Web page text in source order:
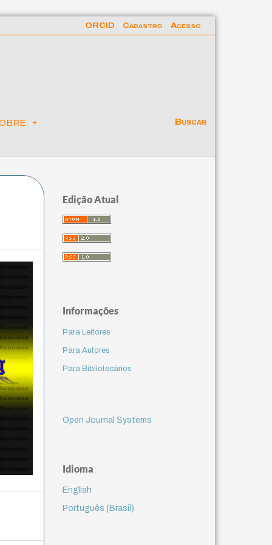
Buscar
ORCID Cadastro Acesso
Edição Atual
Informações
Para Leitores
Para Autores
Para Bibliotecários
Open Journal Systems
Idioma
English
Português (Brasil)